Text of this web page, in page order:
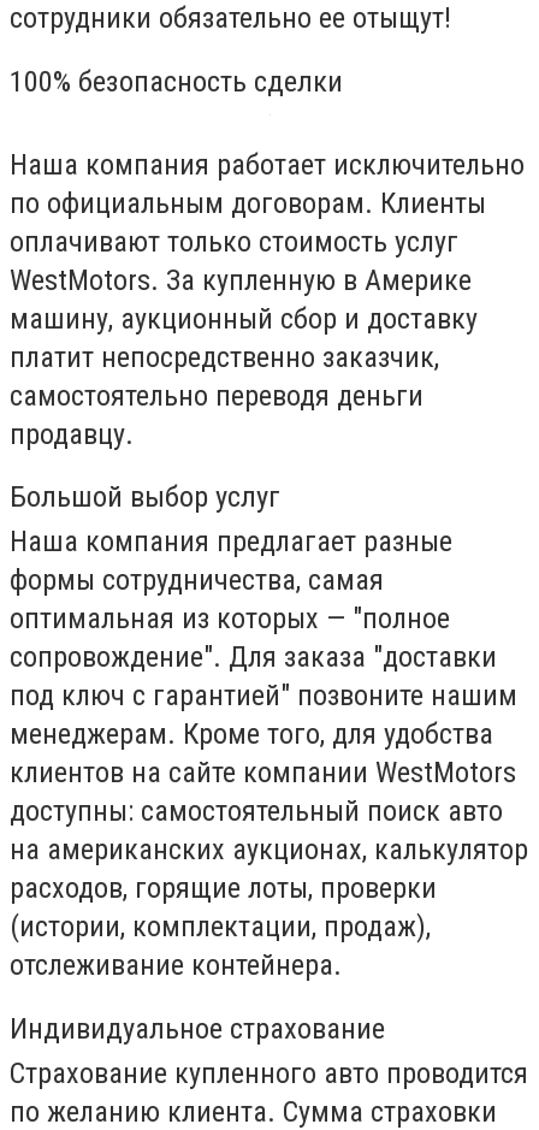
сотрудники обязательно ее отыщут!
100% безопасность сделки
Наша компания работает исключительно
по официальным договорам. Клиенты
оплачивают только стоимость услуг
WestMotors. За купленную в Америке
машину, аукционный сбор и доставку
платит непосредственно заказчик,
самостоятельно переводя деньги
продавцу.
Большой выбор услуг
Наша компания предлагает разные
формы сотрудничества, самая
оптимальная из которых — "полное
сопровождение". Для заказа "доставки
под ключ с гарантией" позвоните нашим
менеджерам. Кроме того, для удобства
клиентов на сайте компании WestMotors
доступны: самостоятельный поиск авто
на американских аукционах, калькулятор
расходов, горящие лоты, проверки
(истории, комплектации, продаж),
отслеживание контейнера.
Индивидуальное страхование
Страхование купленного авто проводится
по желанию клиента. Сумма страховки